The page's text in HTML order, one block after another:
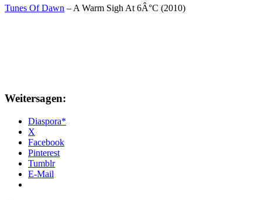
Tunes Of Dawn – A Warm Sigh At 6Â°C (2010)
Weitersagen:
Diaspora*
X
Facebook
Pinterest
Tumblr
E-Mail